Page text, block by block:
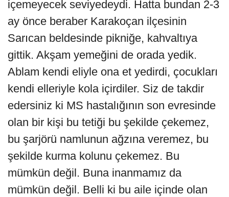
içemeyecek seviyedeydi. Hatta bundan 2-3
ay önce beraber Karakoçan ilçesinin
Sarıcan beldesinde pikniğe, kahvaltıya
gittik. Akşam yemeğini de orada yedik.
Ablam kendi eliyle ona et yedirdi, çocukları
kendi elleriyle kola içirdiler. Siz de takdir
edersiniz ki MS hastalığının son evresinde
olan bir kişi bu tetiği bu şekilde çekemez,
bu şarjörü namlunun ağzına veremez, bu
şekilde kurma kolunu çekemez. Bu
mümkün değil. Buna inanmamız da
mümkün değil. Belli ki bu aile içinde olan